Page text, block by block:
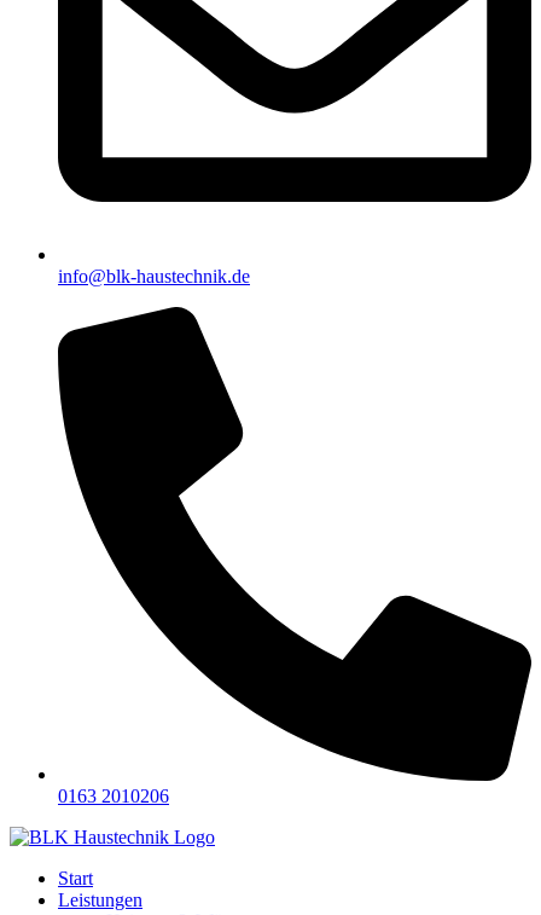
info@blk-haustechnik.de
0163 2010206
Start
Leistungen